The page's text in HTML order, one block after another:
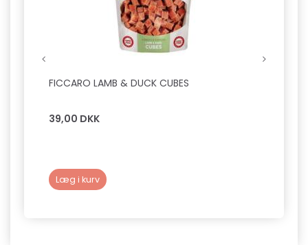
FICCARO LAMB & DUCK CUBES
39,00 DKK
Læg i kurv